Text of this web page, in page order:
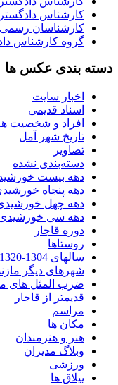
کارشناس
کارشناسان رسمی
گروه کارشناس
دسته بندی عکس ها
اخبار سایت
اسناد قدیمی
افراد و شخصیت
تاریخ شهر آمل
تصاویر
دسته‌بندی نشده
دهه بیست
دهه پنجاه
دهه چهل
دهه سی
دوره قاجار
روستاها
سالهای 1304-1320
شهرهای دیگر
ضرب المثل های
قدیمتر از قاجار
مراسم
مکان ها
هنر و هنرمندان
وبلاگ مدیران
ورزشی
ییلاق ها